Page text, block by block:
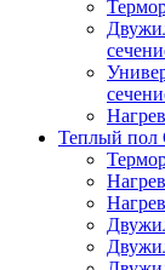
Теплый пол